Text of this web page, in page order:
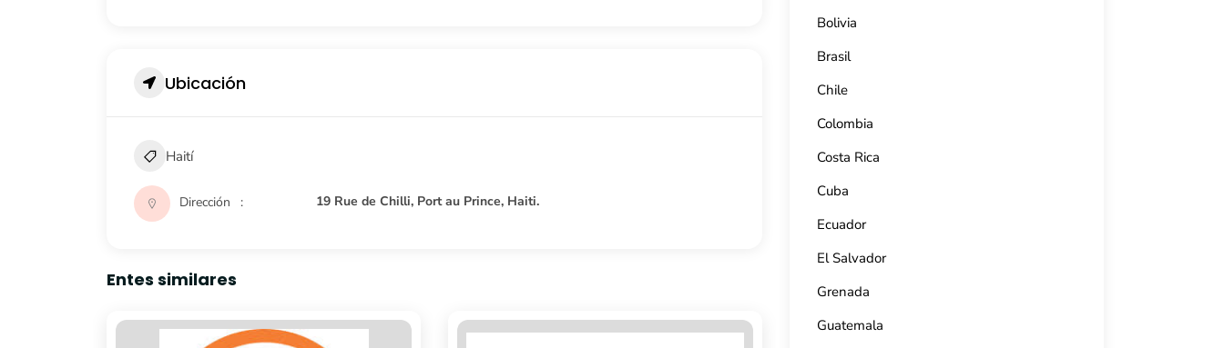
Ubicación
Haití
Dirección 19 Rue de Chilli, Port au Prince, Haiti.
Entes similares
Bolivia
Brasil
Chile
Colombia
Costa Rica
Cuba
Ecuador
El Salvador
Grenada
Guatemala